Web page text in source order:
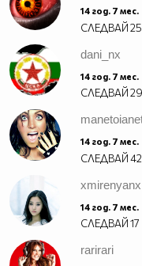
14 год. 7 мес.
СЛЕДВАЙ25
dani_nx
14 год. 7 мес.
СЛЕДВАЙ29
14 год. 7 мес.
СЛЕДВАЙ42
xmirenyanx
14 год. 7 мес.
СЛЕДВАЙ17
rarirari